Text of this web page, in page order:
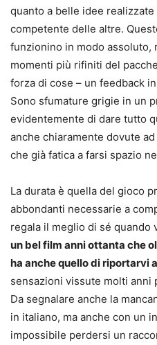
quanto a belle idee realizzate
competente delle altre.
funzionino in modo assoluto,
momenti più rifiniti del
forza di cose – un feedback
Sono sfumature grigie in un
evidentemente di dare tutto
anche chiaramente dovute
che già fatica a farsi spazio
La durata è quella del gioco
abbondanti necessarie a
regala il meglio di sé quando
un bel film anni ottanta che
ha anche quello di riportarvi
sensazioni vissute molti anni
Da segnalare anche la
in italiano, ma anche con un
impossibile perdersi un